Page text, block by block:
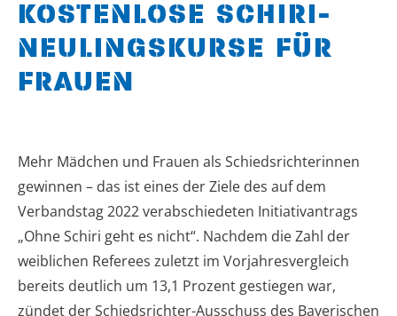
KOSTENLOSE SCHIRI-
NEULINGSKURSE FÜR
FRAUEN
Mehr Mädchen und Frauen als Schiedsrichterinnen
gewinnen – das ist eines der Ziele des auf dem
Verbandstag 2022 verabschiedeten Initiativantrags
„Ohne Schiri geht es nicht“. Nachdem die Zahl der
weiblichen Referees zuletzt im Vorjahresvergleich
bereits deutlich um 13,1 Prozent gestiegen war,
zündet der Schiedsrichter-Ausschuss des Bayerischen